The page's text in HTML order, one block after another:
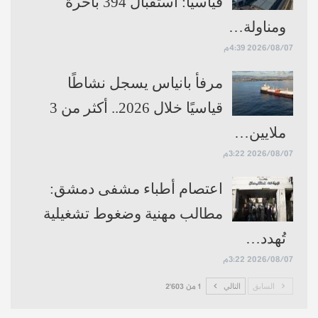
ووفقاً لأحدث تقرير حقوقي صادر عن
“سجل” لحقوق الإنسان
تم توثيق254 انتهاكاً إسرائيلياً
، في ثاني أعلى
حصيلة شهرية منذ مطلع العام الجاري، وتوزعت
جغرافياً كالتالي:
السورية
عدد
الانتهاكات
الموثقة
طبيعة النشاط العسكري الإسرائيلي
محافظة
القنيطرة
توغلات برية واسعة، مداهمات،
محافظة
عمليات خطرة تشمل القصف
ومناولة…
2026/08/07 4:39م
مرفأ بانياس يسجل نشاطًا
قياسيًا خلال 2026.. أكثر من 3
ملايين…
2026/08/07 3:22م
اعتصام أطباء مشفى دمشق:
مطالب مهنية وضغوط تشغيلية
تُهدد…
2026/08/07 3:22م
السابق التالي 1 من 2٬603